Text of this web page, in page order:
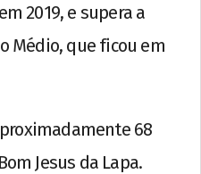
2019, e supera a
Médio, que ficou em
68
Jesus da Lapa.